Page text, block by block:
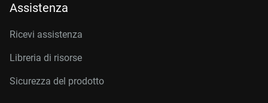
Assistenza
Ricevi assistenza
Libreria di risorse
Sicurezza del prodotto